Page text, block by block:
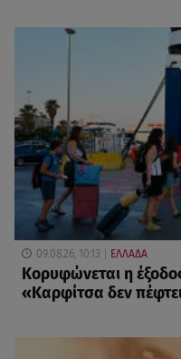
09.08.26, 10:13 ΕΛΛΑΔΑ
Κορυφώνεται η
«Καρφίτσα δεν